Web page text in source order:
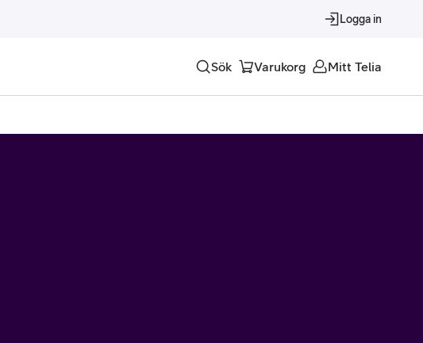
Logga in
Sök Varukorg Mitt Telia